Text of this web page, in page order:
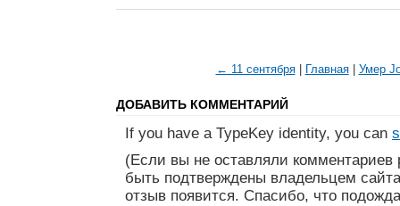
← 11 сентября| Главная| Умер
ДОБАВИТЬ КОММЕНТАРИЙ
If you have a TypeKey identity, you can
(Если вы не оставляли
быть подтверждены владельцем
отзыв появится. Спасибо, что